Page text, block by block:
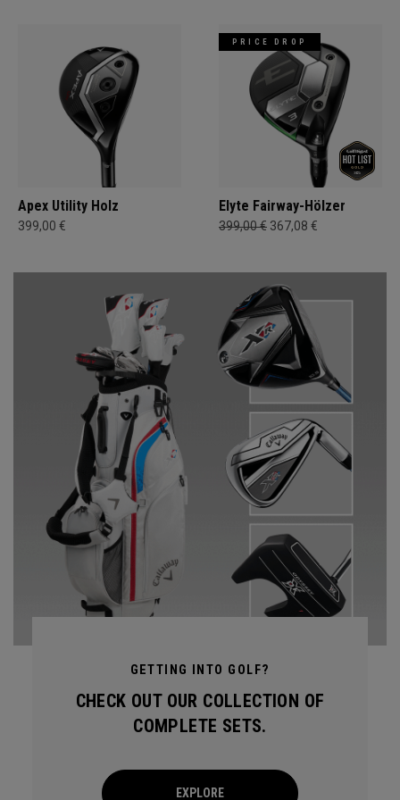
Apex Utility Holz
399,00 €
GETTING INTO GOLF?
CHECK OUT OUR COLLECTION OF
COMPLETE SETS.
EXPLORE
PRICE DROP
Elyte Fairway-Hölzer
399,00 € 367,08 €